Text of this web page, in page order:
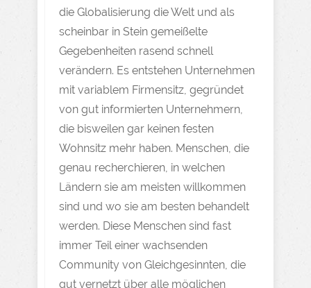
die Globalisierung die Welt und als
scheinbar in Stein gemeißelte
Gegebenheiten rasend schnell
verändern. Es entstehen Unternehmen
mit variablem Firmensitz, gegründet
von gut informierten Unternehmern,
die bisweilen gar keinen festen
Wohnsitz mehr haben. Menschen, die
genau recherchieren, in welchen
Ländern sie am meisten willkommen
sind und wo sie am besten behandelt
werden. Diese Menschen sind fast
immer Teil einer wachsenden
Community von Gleichgesinnten, die
gut vernetzt über alle möglichen